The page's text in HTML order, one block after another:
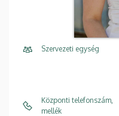
Szervezeti egység
Központi telefonszám,
mellék